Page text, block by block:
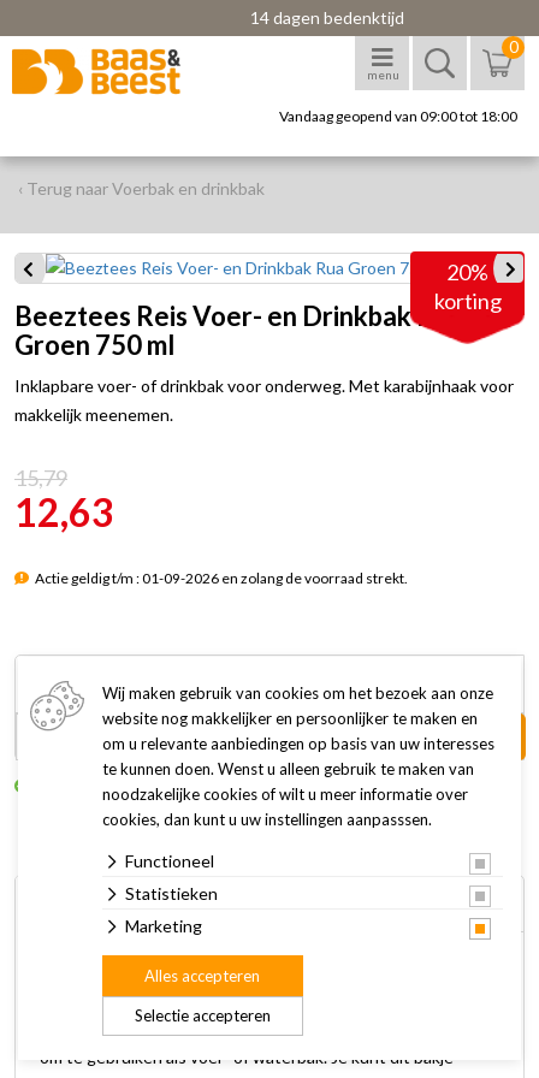
14 dagen bedenktijd
menu
0
Vandaag geopend van 09:00 tot 18:00
‹ Terug naar Voerbak en drinkbak
20%
korting
Beeztees Reis Voer- en Drinkbak Rua
Groen 750 ml
Inklapbare voer- of drinkbak voor onderweg. Met karabijnhaak voor
makkelijk meenemen.
15,79
12,63
Actie geldig t/m : 01-09-2026 en zolang de voorraad strekt.
12,63
In winkelwagen +
Levertijd: 2 tot 3 werkdagen
Omschrijving Specificaties
Wanneer je vaak met jouw hond onderweg bent, is deze
Beeztees Reis voer- en drinkbak Rua een echte musthave.
Deze reisbak, gemaakt van silicone, is inklapbaar en geschikt
om te gebruiken als voer- of waterbak. Je kunt dit bakje
Wij maken gebruik van cookies om het bezoek aan onze
website nog makkelijker en persoonlijker te maken en
om u relevante aanbiedingen op basis van uw interesses
te kunnen doen. Wenst u alleen gebruik te maken van
noodzakelijke cookies of wilt u meer informatie over
cookies, dan kunt u uw instellingen aanpasssen.
Functioneel
Statistieken
Marketing
Selectie accepteren
Alles accepteren